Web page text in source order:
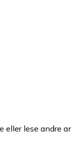
eller lese andre